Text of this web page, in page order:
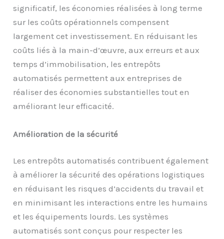
significatif, les économies réalisées à long terme
sur les coûts opérationnels compensent
largement cet investissement. En réduisant les
coûts liés à la main-d’œuvre, aux erreurs et aux
temps d’immobilisation, les entrepôts
automatisés permettent aux entreprises de
réaliser des économies substantielles tout en
améliorant leur efficacité.
Amélioration de la sécurité
Les entrepôts automatisés contribuent également
à améliorer la sécurité des opérations logistiques
en réduisant les risques d’accidents du travail et
en minimisant les interactions entre les humains
et les équipements lourds. Les systèmes
automatisés sont conçus pour respecter les